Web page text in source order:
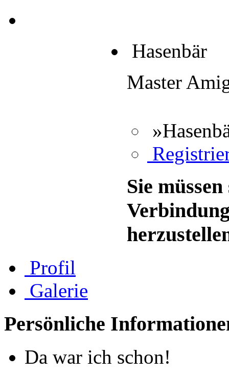
Hasenbär
Master
Sie
Profil
Galerie
Persönliche
Da war ich schon!